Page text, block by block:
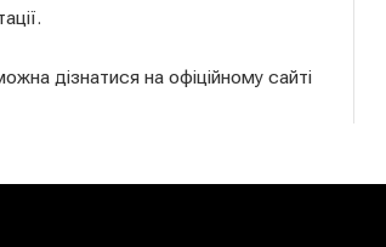
дізнатися на офіційному сайті